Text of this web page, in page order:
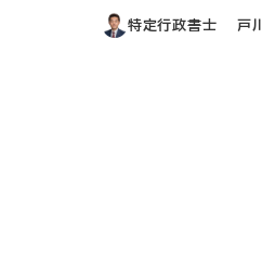
特定行政書士 戸